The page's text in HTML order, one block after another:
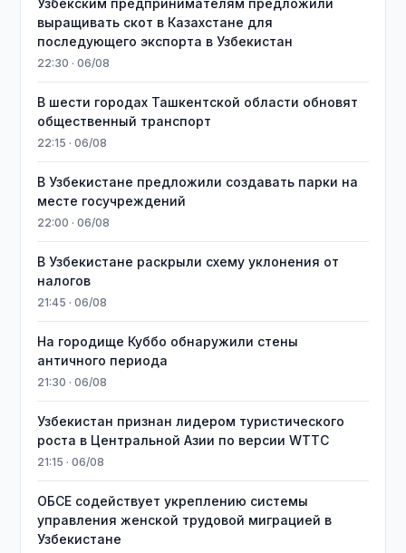
Узбекским предпринимателям предложили
выращивать скот в Казахстане для
последующего экспорта в Узбекистан
22:30 · 06/08
В шести городах Ташкентской области обновят
общественный транспорт
22:15 · 06/08
В Узбекистане предложили создавать парки на
месте госучреждений
22:00 · 06/08
В Узбекистане раскрыли схему уклонения от
налогов
21:45 · 06/08
На городище Куббо обнаружили стены
античного периода
21:30 · 06/08
Узбекистан признан лидером туристического
роста в Центральной Азии по версии WTTC
21:15 · 06/08
ОБСЕ содействует укреплению системы
управления женской трудовой миграцией в
Узбекистане